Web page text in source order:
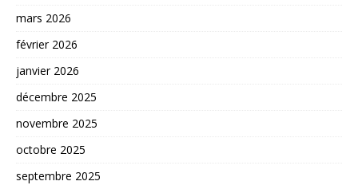
mars 2026
février 2026
janvier 2026
décembre 2025
novembre 2025
octobre 2025
septembre 2025